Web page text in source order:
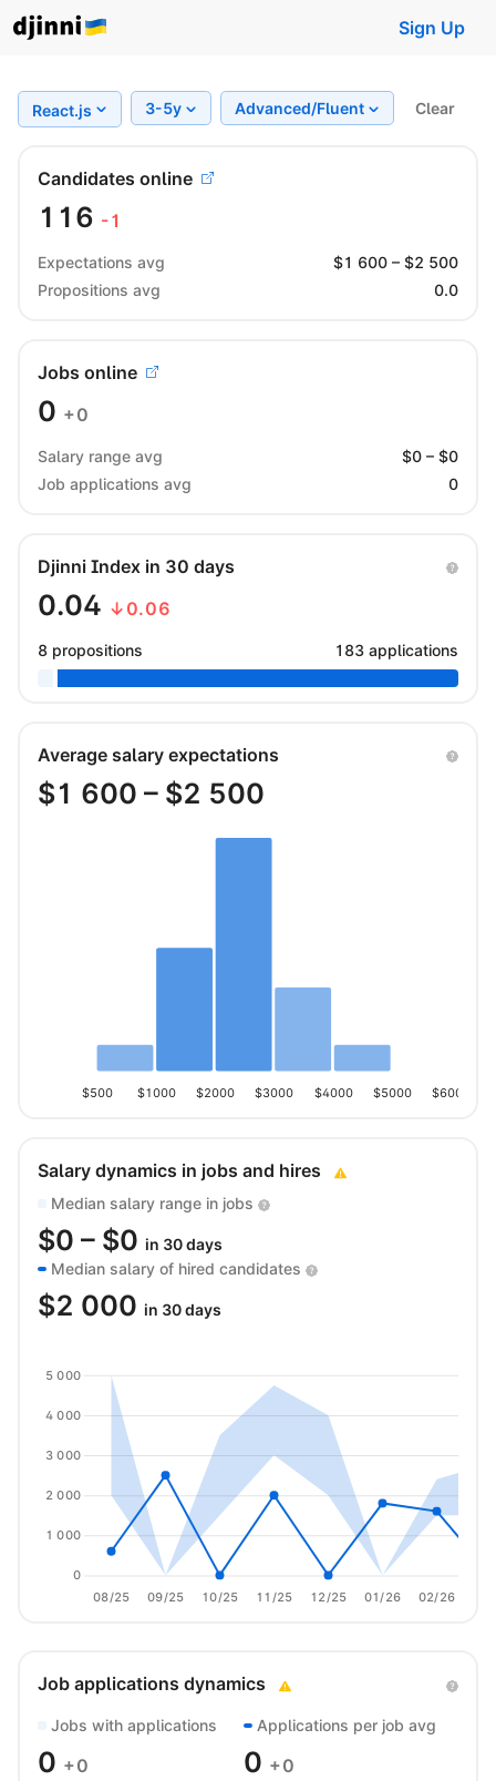
Sign Up
React.js 3-5y Advanced/Fluent Region
Clear
Candidates online
116 -1
Expectations avg $1 600 – $2 500
Propositions avg
0.0
Jobs online
0 +0
Salary range avg $0 – $0
Job applications avg
0
Djinni Index in 30 days
0.04 ↓0.06
8 propositions 183 applications
Average salary expectations
$1 600 – $2 500
$500 $1000 $2000 $3000 $4000 $5000 $6000
Salary dynamics in jobs and hires
Median salary range in jobs
$0 – $0 in 30 days
Median salary of hired candidates
$2 000 in 30 days
08/25 09/25 10/25 11/25 12/25 01/26 02/26
0
1 000
2 000
3 000
4 000
5 000
Job applications dynamics
Jobs with applications
0 +0
Applications per job avg
0 +0